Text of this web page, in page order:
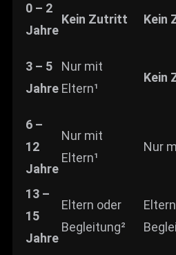
0 – 2
Jahre
Kein Zutritt Kein
3 – 5
Jahre
Nur mit
Eltern¹
Kein
6 –
12
Jahre
Nur mit
Eltern¹
Nur
13 –
15
Jahre
Eltern oder
Begleitung²